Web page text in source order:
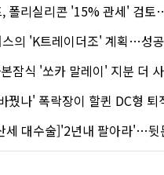
리실리콘 '15% 관세' 검토…한화큐셀·OCI
의 'K트레이더조' 계획…성공 가능성
잠식 '쏘카 말레이' 지분 더
나' 폭락장이 할퀸 DC형 퇴직연금…전문
대수술]'2년내 팔아라'…뒷문은